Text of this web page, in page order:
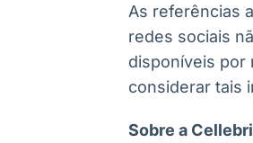
As referências
redes sociais
disponíveis por
considerar tais
Sobre a